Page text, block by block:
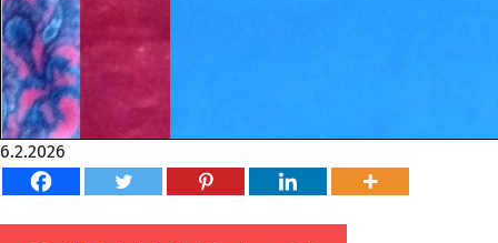
6.2.2026